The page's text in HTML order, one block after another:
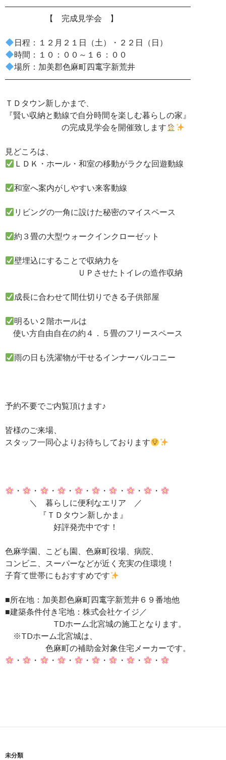
―――――――――――――――――――――――
【 完成見学会 】
日程：１２月２１日（土）・２２日（日）
時間：１０：００～１６：００
場所：加美郡色麻町四竃字新荒井
―――――――――――――――――――――――
ＴＤタウン新しかまで、
『賢い収納と動線で自分時間を楽しむ暮らしの家』
の完成見学会を開催致します
見どころは、
ＬＤＫ・ホール・和室の移動がラクな回遊動線
和室へ案内がしやすい来客動線
リビングの一角に設けた秘密のマイスペース
約３畳の大型ウォークインクローゼット
壁埋込にすることで収納力を
ＵＰさせたトイレの造作収納
成長に合わせて間仕切りできる子供部屋
明るい２階ホールは
使い方自由自在の約４．５畳のフリースペース
雨の日も洗濯物が干せるインナーバルコニー
予約不要でご内覧頂けます♪
皆様のご来場、
スタッフ一同心よりお待ちしております
・ ・ ・ ・ ・ ・ ・ ・
・
＼ 暮らしに便利なエリア ／
『ＴＤタウン新しかま』
好評発売中です！
色麻学園、こども園、色麻町役場、病院、
コンビニ、スーパーなどが近く充実の住環境！
子育て世帯にもおすすめです
■所在地：加美郡色麻町四竃字新荒井６９番地他
■建築条件付き宅地：株式会社ケイジ／
TDホーム北宮城の施工となります。
※TDホーム北宮城は、
色麻町の補助金対象住宅メーカーです。
・
・ ・ ・ ・ ・ ・ ・ ・
未分類